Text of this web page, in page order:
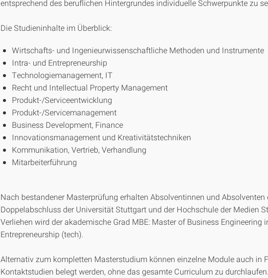
entsprechend des beruflichen Hintergrundes individuelle Schwerpunkte zu
Die Studieninhalte im Überblick:
Wirtschafts- und Ingenieurwissenschaftliche Methoden und Instrumente
Intra- und Entrepreneurship
Technologiemanagement, IT
Recht und Intellectual Property Management
Produkt-/Serviceentwicklung
Produkt-/Servicemanagement
Business Development, Finance
Innovationsmanagement und Kreativitätstechniken
Kommunikation, Vertrieb, Verhandlung
Mitarbeiterführung
Nach bestandener Masterprüfung erhalten Absolventinnen und Absolventen
Doppelabschluss der Universität Stuttgart und der Hochschule der Medien
Verliehen wird der akademische Grad MBE: Master of Business Engineering
Entrepreneurship (tech).
Alternativ zum kompletten Masterstudium können einzelne Module auch in
Kontaktstudien belegt werden, ohne das gesamte Curriculum zu